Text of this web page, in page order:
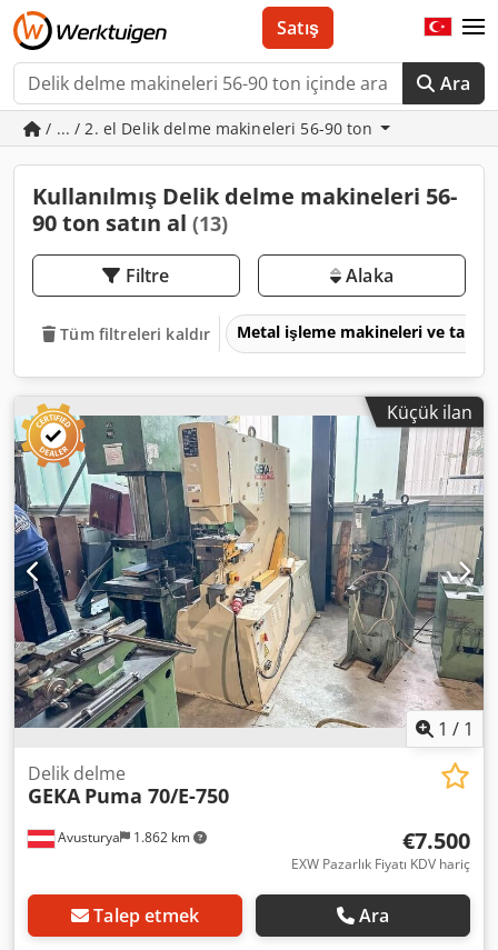
Ara
Satış
/ ... / 2. el Delik delme makineleri 56-90 ton
Kullanılmış Delik delme makineleri 56-
90 ton satın al (13)
Filtre Alaka
Tüm filtreleri kaldır Metal işleme makineleri ve
Küçük ilan
1 / 1
Avusturya 1.862 km
Delik delme
GEKA Puma 70/E-750
€7.500
EXW Pazarlık Fiyatı KDV hariç
Talep etmek Ara